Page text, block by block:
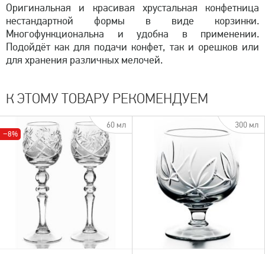
Оригинальная и красивая хрустальная конфетница
нестандартной формы в виде корзинки.
Многофункциональна и удобна в применении.
Подойдёт как для подачи конфет, так и орешков или
для хранения различных мелочей.
К ЭТОМУ ТОВАРУ РЕКОМЕНДУЕМ
−8%
60 мл 300 мл
быстрый просмотр